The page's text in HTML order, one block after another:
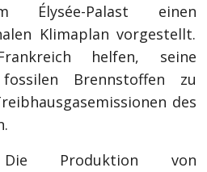
Élysée-Palast einen
Klimaplan vorgestellt.
helfen, seine
Brennstoffen zu
des
Produktion von